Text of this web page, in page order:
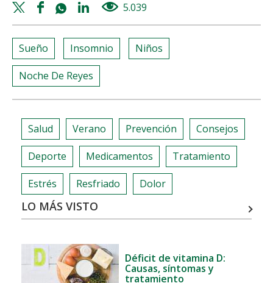
Twitter
share
Facebook
share
Whatsapp
share
Linkedin
share
5.039
Sueño Insomnio Niños
Noche De Reyes
Salud Verano Prevención Consejos
Deporte Medicamentos Tratamiento
Estrés Resfriado Dolor
LO MÁS VISTO
Déficit de vitamina D:
Causas, síntomas y
tratamiento